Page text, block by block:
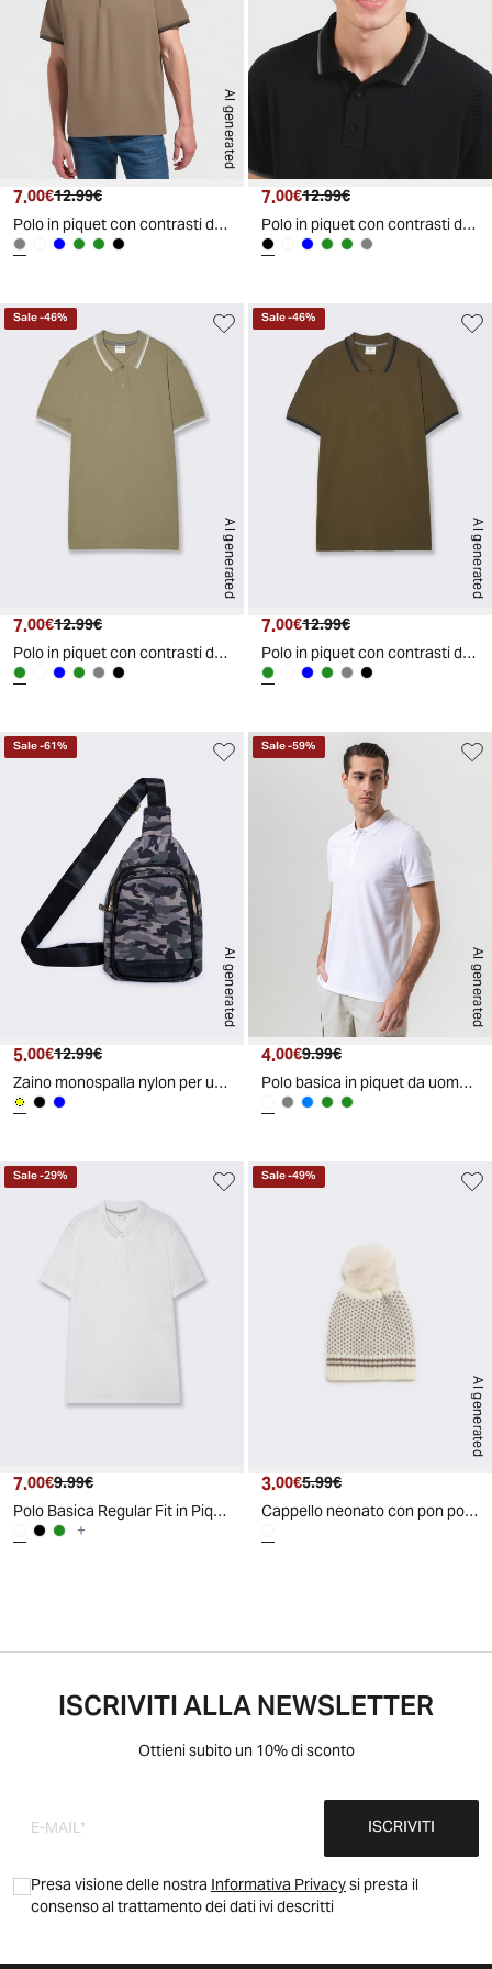
AI generated
Prezzo attuale
7.00€ Prezzo originale
12.99€
Polo in piquet con contrasti da uomo - Grigio tortora
Prezzo attuale
7.00€ Prezzo originale
12.99€
Polo in piquet con contrasti da uomo - Nero
AI generated
Sale-46%
Prezzo attuale
7.00€ Prezzo originale
12.99€
Polo in piquet con contrasti da uomo - Verde salvia
AI generated
Sale-46%
Prezzo attuale
7.00€ Prezzo originale
12.99€
Polo in piquet con contrasti da uomo - Verde kaki
AI generated
Sale-61%
Prezzo attuale
5.00€ Prezzo originale
12.99€
Zaino monospalla nylon per uomo - Verde mimetico
AI generated
Sale-59%
Prezzo attuale
4.00€ Prezzo originale
9.99€
Polo basica in piquet da uomo - Bianco
Sale-29%
Prezzo attuale
7.00€ Prezzo originale
9.99€
Polo Basica Regular Fit in Piquet - Bianco
+
AI generated
Sale-49%
Prezzo attuale
3.00€ Prezzo originale
5.99€
Cappello neonato con pon pon - Bianco sporco
ISCRIVITI ALLA NEWSLETTER
Ottieni subito un 10% di sconto
ISCRIVITI
Presa visione delle nostraInformativa Privacysi presta il
consenso al trattamento dei dati ivi descritti